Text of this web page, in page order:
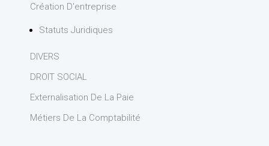
Création D'entreprise
Statuts Juridiques
DIVERS
DROIT SOCIAL
Externalisation De La Paie
Métiers De La Comptabilité